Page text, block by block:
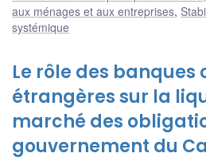
aux ménages et aux entreprises,
systémique
Le rôle des banques
étrangères sur la
marché des
gouvernement du